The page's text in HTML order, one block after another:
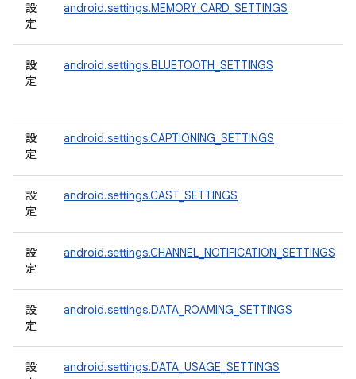
設
定
android.settings.MEMORY_CARD_SETTINGS
設
定
android.settings.BLUETOOTH_SETTINGS
設
定
android.settings.CAPTIONING_SETTINGS
設
定
android.settings.CAST_SETTINGS
設
定
android.settings.CHANNEL_NOTIFICATION_SETTINGS
設
定
android.settings.DATA_ROAMING_SETTINGS
設
android.settings.DATA_USAGE_SETTINGS